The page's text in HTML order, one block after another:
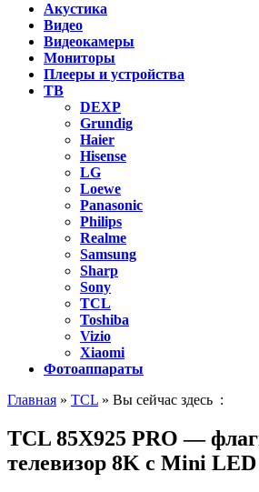
Акустика
Видео
Видеокамеры
Мониторы
Плееры и устройства
ТВ
DEXP
Grundig
Haier
Hisense
LG
Loewe
Panasonic
Philips
Realme
Samsung
Sharp
Sony
TCL
Toshiba
Vizio
Xiaomi
Фотоаппараты
Главная » TCL » Вы сейчас здесь :
TCL 85X925 PRO —
телевизор 8K с Mini LED